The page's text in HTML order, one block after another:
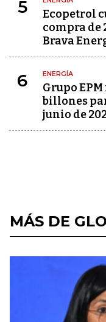
5
Ecopetrol
compra de
Brava
6 ENERGÍA
Grupo
billones
junio de
MÁS DE